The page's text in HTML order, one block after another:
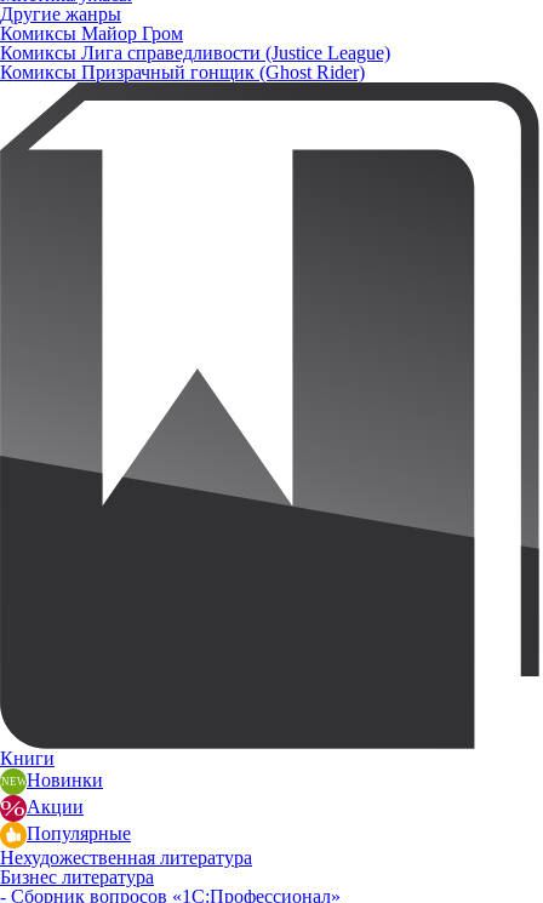
Другие жанры
Комиксы Майор Гром
Комиксы Лига справедливости (Justice League)
Комиксы Призрачный гонщик (Ghost Rider)
Книги
Новинки
Акции
Популярные
Нехудожественная литература
Бизнес литература
- Сборник вопросов «1С:Профессионал»